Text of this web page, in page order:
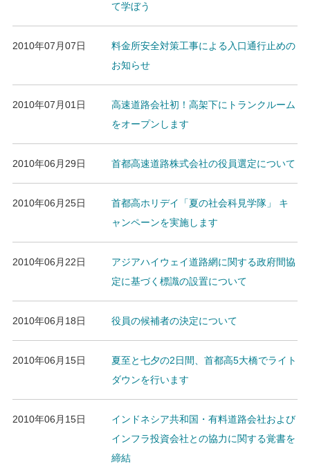
て学ぼう
2010年07月07日
料金所安全対策工事による入口通行止めの
お知らせ
2010年07月01日
高速道路会社初！高架下にトランクルーム
をオープンします
2010年06月29日 首都高速道路株式会社の役員選定について
2010年06月25日
首都高ホリデイ「夏の社会科見学隊」 キ
ャンペーンを実施します
2010年06月22日
アジアハイウェイ道路網に関する政府間協
定に基づく標識の設置について
2010年06月18日 役員の候補者の決定について
2010年06月15日
夏至と七夕の2日間、首都高5大橋でライト
ダウンを行います
2010年06月15日
インドネシア共和国・有料道路会社および
インフラ投資会社との協力に関する覚書を
締結